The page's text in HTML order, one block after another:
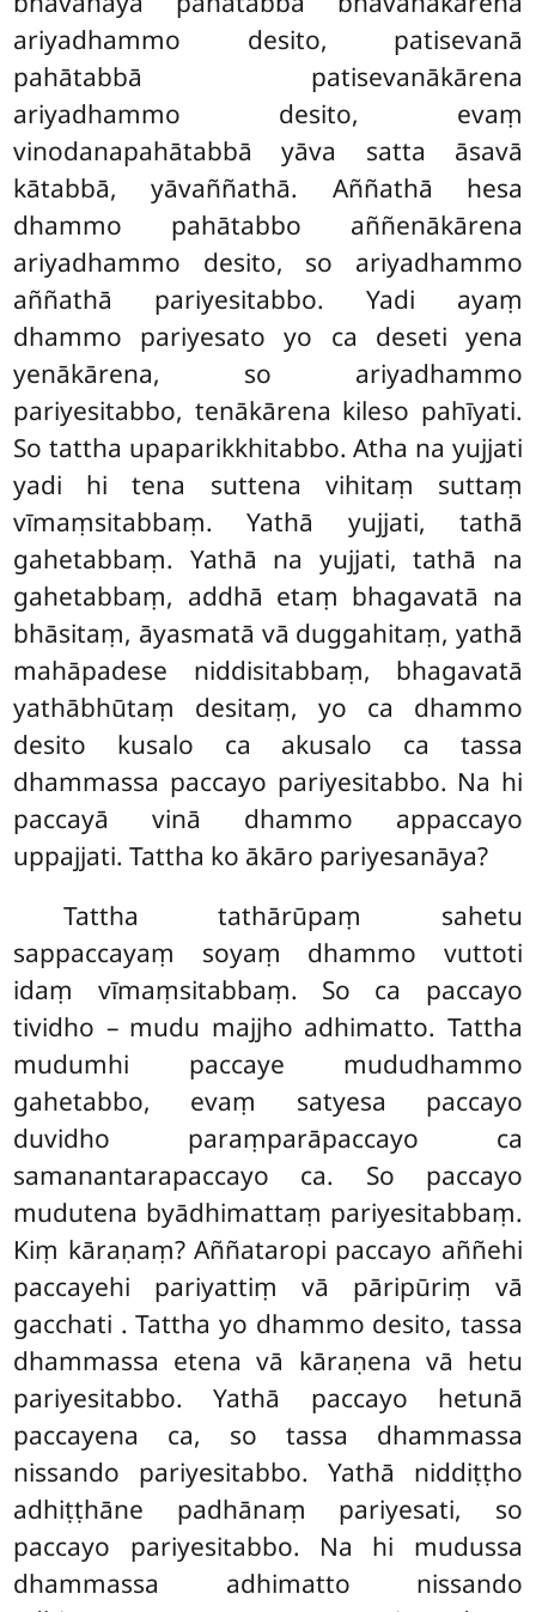
ariyadhammo desito, patisevanā
pahātabbā patisevanākārena
ariyadhammo desito, evaṃ
vinodanapahātabbā yāva satta āsavā
kātabbā, yāvaññathā. Aññathā hesa
dhammo pahātabbo aññenākārena
ariyadhammo desito, so ariyadhammo
aññathā pariyesitabbo. Yadi ayaṃ
dhammo pariyesato yo ca deseti yena
yenākārena, so ariyadhammo
pariyesitabbo, tenākārena kileso pahīyati.
So tattha upaparikkhitabbo. Atha na yujjati
yadi hi tena suttena vihitaṃ suttaṃ
vīmaṃsitabbaṃ. Yathā yujjati, tathā
gahetabbaṃ. Yathā na yujjati, tathā na
gahetabbaṃ, addhā etaṃ bhagavatā na
bhāsitaṃ, āyasmatā vā duggahitaṃ, yathā
mahāpadese niddisitabbaṃ, bhagavatā
yathābhūtaṃ desitaṃ, yo ca dhammo
desito kusalo ca akusalo ca tassa
dhammassa paccayo pariyesitabbo. Na hi
paccayā vinā dhammo appaccayo
uppajjati. Tattha ko ākāro pariyesanāya?
Tattha tathārūpaṃ sahetu
sappaccayaṃ soyaṃ dhammo vuttoti
idaṃ vīmaṃsitabbaṃ. So ca paccayo
tividho – mudu majjho adhimatto. Tattha
mudumhi paccaye mududhammo
gahetabbo, evaṃ satyesa paccayo
duvidho paraṃparāpaccayo ca
samanantarapaccayo ca. So paccayo
mudutena byādhimattaṃ pariyesitabbaṃ.
Kiṃ kāraṇaṃ? Aññataropi paccayo aññehi
paccayehi pariyattiṃ vā pāripūriṃ vā
gacchati . Tattha yo dhammo desito, tassa
dhammassa etena vā kāraṇena vā hetu
pariyesitabbo. Yathā paccayo hetunā
paccayena ca, so tassa dhammassa
nissando pariyesitabbo. Yathā niddiṭṭho
adhiṭṭhāne padhānaṃ pariyesati, so
paccayo pariyesitabbo. Na hi mudussa
dhammassa adhimatto nissando